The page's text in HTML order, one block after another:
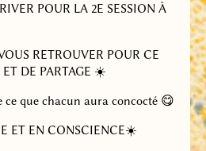
POUR LA 2E SESSION À
RETROUVER POUR CE
DE PARTAGE ☀️
ce que chacun aura concocté 😋
ET EN CONSCIENCE☀️